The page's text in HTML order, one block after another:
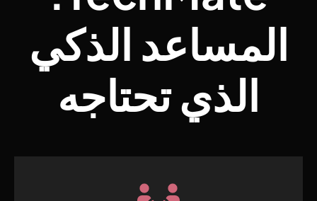
المساعد الذكي
الذي تحتاجه